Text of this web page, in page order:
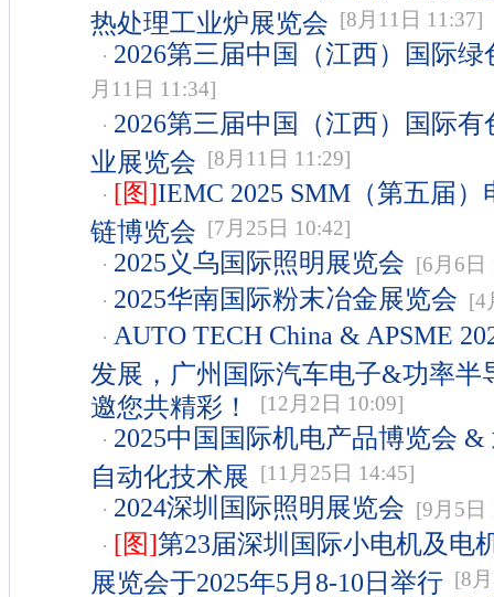
热处理工业炉展览会 [8月11日 11:37]
· 2026第三届中国（江西）国际
月11日 11:34]
· 2026第三届中国（江西）国际
业展览会 [8月11日 11:29]
· [图]IEMC 2025 SMM（第五届
链博览会 [7月25日 10:42]
· 2025义乌国际照明展览会 [6月6日
· 2025华南国际粉末冶金展览会 [4
· AUTO TECH China & APSME
发展，广州国际汽车电子&功率半
邀您共精彩！
[12月2日 10:09]
· 2025中国国际机电产品博览会
自动化技术展 [11月25日 14:45]
· 2024深圳国际照明展览会 [9月5日
· [图]第23届深圳国际小电机及电
展览会于2025年5月8-10日举行[8月